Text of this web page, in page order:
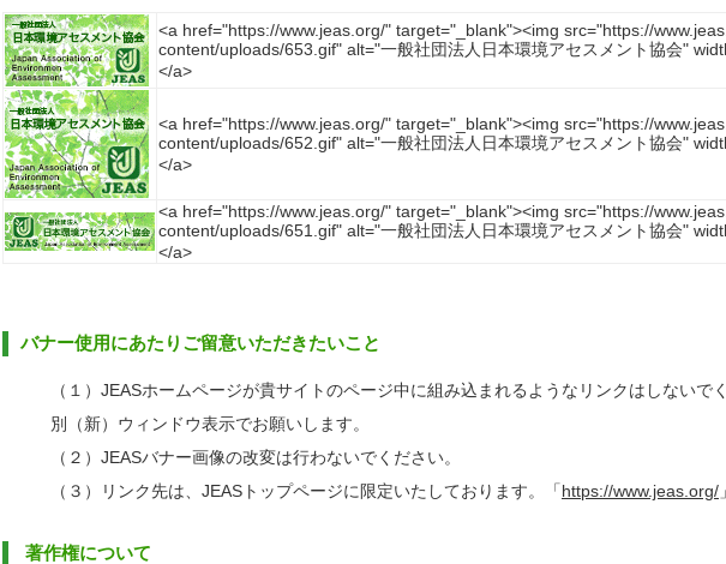
<a href="https://www.jeas.org/" target="_blank"><img src="https://
content/uploads/653.gif" alt="一般社団法人日本環境アセスメント協会"
</a>
<a href="https://www.jeas.org/" target="_blank"><img src="https://
content/uploads/652.gif" alt="一般社団法人日本環境アセスメント協会"
</a>
<a href="https://www.jeas.org/" target="_blank"><img src="https://
content/uploads/651.gif" alt="一般社団法人日本環境アセスメント協会"
</a>
バナー使用にあたりご留意いただきたいこと
（１）JEASホームページが貴サイトのページ中に組み込まれるようなリンクはしないで
別（新）ウィンドウ表示でお願いします。
（２）JEASバナー画像の改変は行わないでください。
（３）リンク先は、JEASトップページに限定いたしております。「https://www.jeas.org/ 」
著作権について